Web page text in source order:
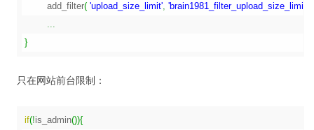
	add_filter
( 'upload_size_limit', 'brain1981_filter_upload_size_limit'
...
}
只在网站前台限制：
if(!is_admin()){